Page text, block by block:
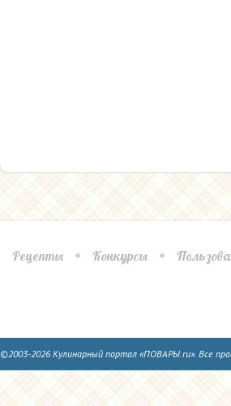
Рецепты Конкурсы
©2003-2026 Кулинарный портал «ПОВАРЫ.ru». Все